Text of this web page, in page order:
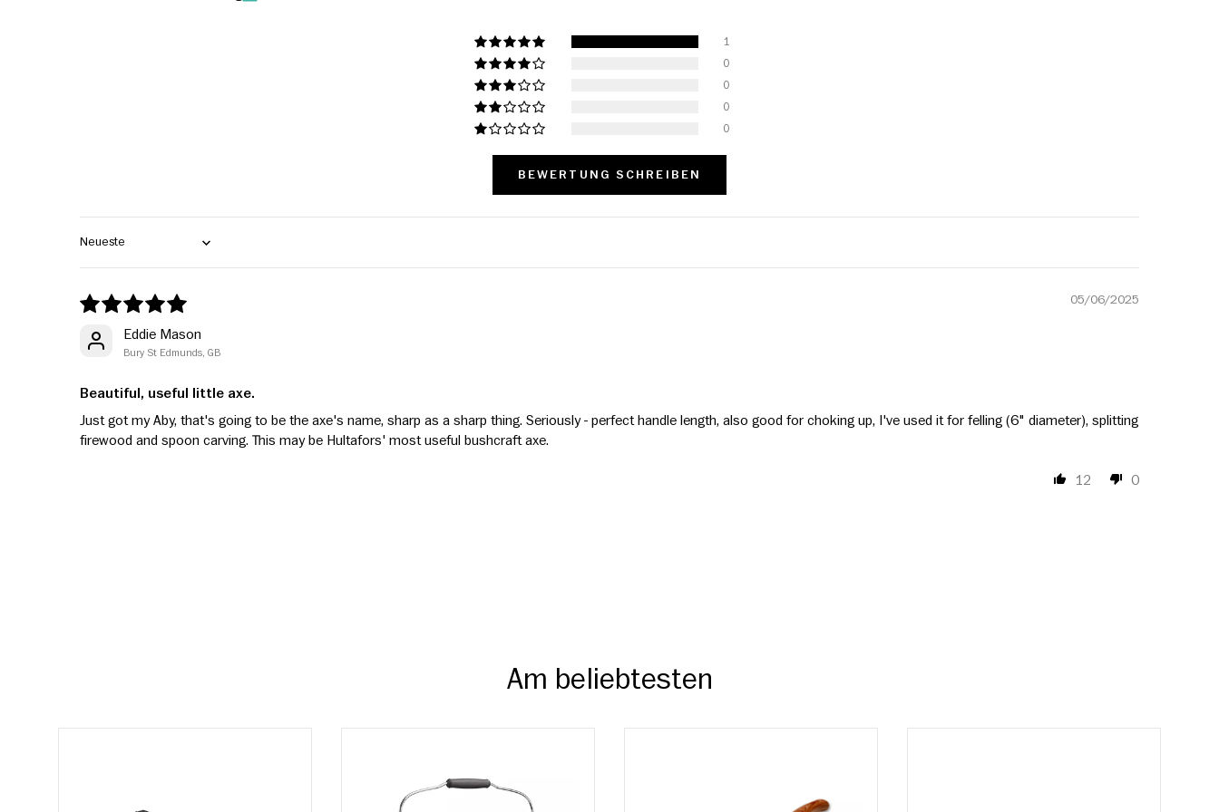
1
0
0
0
0
BEWERTUNG SCHREIBEN
Sort by
05/06/2025
Eddie Mason
Bury St Edmunds, GB
Beautiful, useful little axe.
Just got my Aby, that's going to be the axe's name, sharp as a sharp thing. Seriously - perfect handle length, also good for choking up, I've used it for felling (6" diameter), splitting
firewood and spoon carving. This may be Hultafors' most useful bushcraft axe.
12 0
Am beliebtesten